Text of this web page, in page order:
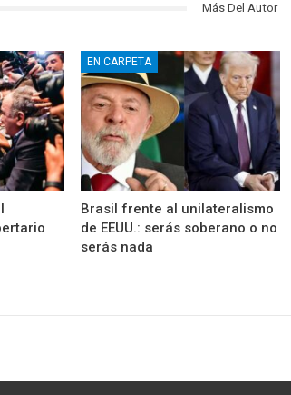
Más Del Autor
EN CARPETA
Brasil frente al unilateralismo
de EEUU.: serás soberano o no
serás nada